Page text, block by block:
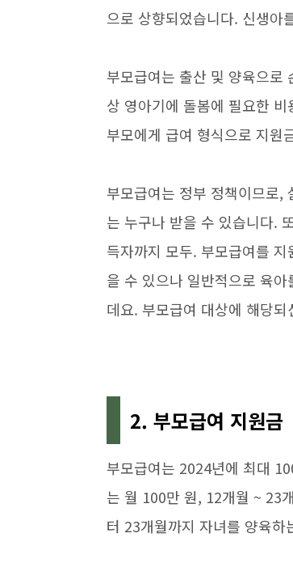
으로 상향되었습니다. 신생아
부모급여는 출산 및 양육으로
상 영아기에 돌봄에 필요한
부모에게 급여 형식으로 지원
부모급여는 정부 정책이므로,
는 누구나 받을 수 있습니다.
득자까지 모두. 부모급여를
을 수 있으나 일반적으로 육
데요. 부모급여 대상에 해당
2. 부모급여 지원금
부모급여는 2024년에 최대
는 월 100만 원, 12개월 ~ 23
터 23개월까지 자녀를 양육